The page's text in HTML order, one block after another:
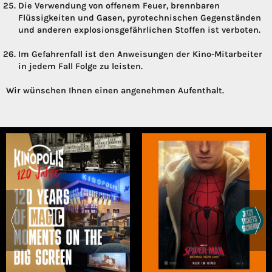
Die Verwendung von offenem Feuer, brennbaren
Flüssigkeiten und Gasen, pyrotechnischen Gegenständen
und anderen explosionsgefährlichen Stoffen ist verboten.
Im Gefahrenfall ist den Anweisungen der Kino-Mitarbeiter
in jedem Fall Folge zu leisten.
Wir wünschen Ihnen einen angenehmen Aufenthalt.